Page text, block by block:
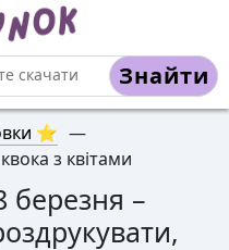
Знайти
⭐ —
з квітами
березня –